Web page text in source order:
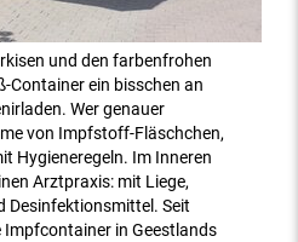
und den farbenfrohen
Container ein bisschen an
Wer genauer
von Impfstoff-Fläschchen,
Hygieneregeln. Im Inneren
Arztpraxis: mit Liege,
Seit
in Geestlands